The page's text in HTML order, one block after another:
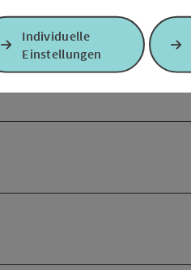
Individuelle
Einstellungen